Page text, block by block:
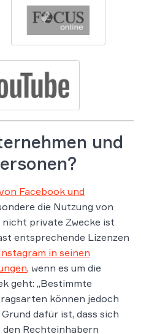
und
Facebook und
die Nutzung von
private Zwecke ist
entsprechende Lizenzen
in seinen
, wenn es um die
geht: „Bestimmte
können jedoch
dafür ist, dass sich
Rechteinhabern